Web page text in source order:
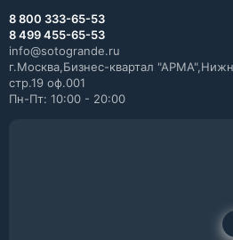
8 800 333-65-53
8 499 455-65-53
info@sotogrande.ru
г.Москва,Бизнес-квартал
стр.19 оф.001
Пн-Пт: 10:00 - 20:00